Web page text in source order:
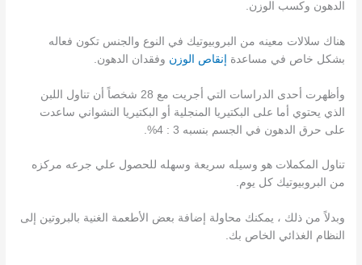
الدهون وكسب الوزن.
هناك سلالات معينه من البروبيوتيك في النوع والجنس تكون فعاله
بشكل خاص في مساعدة إنقاص الوزن وفقدان الدهون.
وأظهرت أحدى الدراسات التي أجريت مع 28 شخصاً أن تناول اللبن
الذي يحتوي أما على البكتيريا المنجلية أو البكتيريا النشواني ساعدت
على حرق الدهون في الجسم بنسبه 3 : 4%.
تناول المكملات هو وسيله سريعة وسهله للحصول علي جرعه مركزه
من البروبيوتيك كل يوم.
وبدلاً من ذلك ، يمكنك محاولة إضافة بعض الأطعمة الغنية بالبروتين إلى
النظام الغذائي الخاص بك.